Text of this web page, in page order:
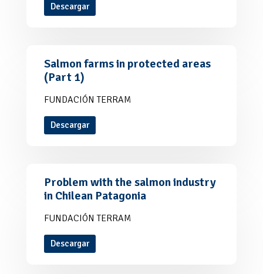
Descargar
Salmon farms in protected areas
(Part 1)
FUNDACIÓN TERRAM
Descargar
Problem with the salmon industry
in Chilean Patagonia
FUNDACIÓN TERRAM
Descargar